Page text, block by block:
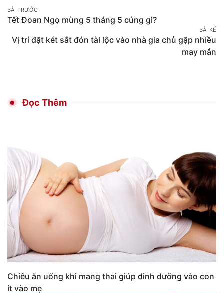
Post
navigation
BÀI TRƯỚC
Tết Đoan Ngọ mùng 5 tháng 5 cúng gì?
BÀI KẾ
Vị trí đặt két sắt đón tài lộc vào nhà gia chủ gặp nhiều
may mắn
Đọc Thêm
Chiêu ăn uống khi mang thai giúp dinh dưỡng vào con
ít vào mẹ